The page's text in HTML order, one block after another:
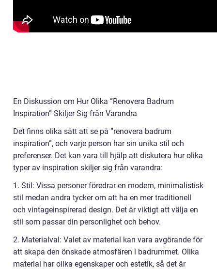
En Diskussion om Hur Olika ”Renovera Badrum
Inspiration” Skiljer Sig från Varandra
Det finns olika sätt att se på ”renovera badrum
inspiration”, och varje person har sin unika stil och
preferenser. Det kan vara till hjälp att diskutera hur olika
typer av inspiration skiljer sig från varandra:
1. Stil: Vissa personer föredrar en modern, minimalistisk
stil medan andra tycker om att ha en mer traditionell
och vintageinspirerad design. Det är viktigt att välja en
stil som passar din personlighet och behov.
2. Materialval: Valet av material kan vara avgörande för
att skapa den önskade atmosfären i badrummet. Olika
material har olika egenskaper och estetik, så det är